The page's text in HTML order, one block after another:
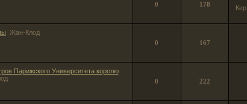
0 178
Кер
Жан-Клод
0
167
Парижского Университета королю
0 222